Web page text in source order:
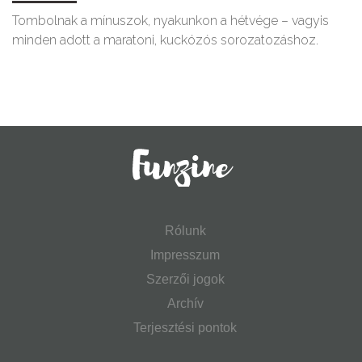
Tombolnak a mínuszok, nyakunkon a hétvége – vagyis
minden adott a maratoni, kuckózós sorozatozáshoz.
Rólunk
Impresszum
Szerzői jogok
Archív
Terjesztési pontok